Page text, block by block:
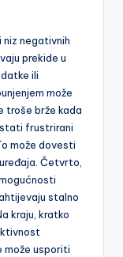
negativnih
prekide u
ili
može
troše brže kada
frustrirani
može dovesti
Četvrto,
stalno
kraju, kratko
može usporiti